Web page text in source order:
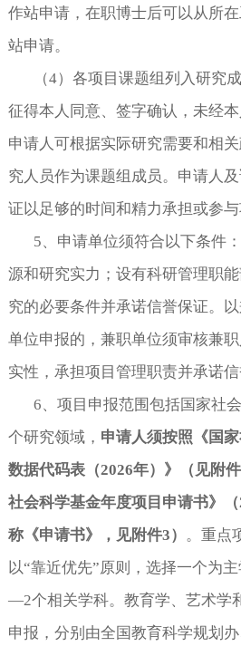
作站申请，在职博士后可以从所
站申请。
（4） 各项目课题组列入研究
征得本人同意、签字确认，未经
申请人可根据实际研究需要和相
究人员作为课题组成员。申请人
证以足够的时间和精力承担或参与
5、申请单位须符合以下条件
源和研究实力；设有科研管理职
究的必要条件并承诺信誉保证。
单位申报的，兼职单位须审核兼
实性，承担项目管理职责并承诺信
6、项目申报范围包括国家社
个研究领域， 申请人须按照《国
数据代码表（2026年）》（见附
社会科学基金年度项目申请书》
称《申请书》，见附件3） 。重点
以“靠近优先”原则，选择一个为
—2个相关学科。教育学、艺术学
申报，分别由全国教育科学规划